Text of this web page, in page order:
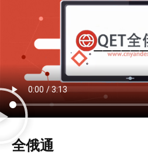
全俄通